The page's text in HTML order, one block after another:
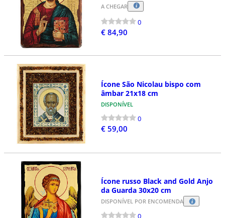
A CHEGAR
0
€ 84,90
Ícone São Nicolau bispo com
âmbar 21x18 cm
DISPONÍVEL
0
€ 59,00
Ícone russo Black and Gold Anjo
da Guarda 30x20 cm
DISPONÍVEL POR ENCOMENDA
0